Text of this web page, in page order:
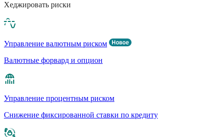
Хеджировать риски
Управление валютным риском
Валютные форвард и опцион
Управление процентным риском
Cнижение фиксированной ставки по кредиту